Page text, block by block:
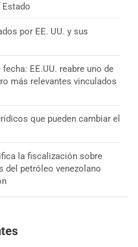
por EE. UU. y sus
EE.UU. reabre uno de
más relevantes vinculados
que pueden cambiar el
la fiscalización sobre
del petróleo venezolano